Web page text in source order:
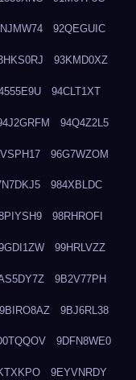
92QEGUIC
93KMD0XZ
94CLT1XT
94Q4Z2L5
96G7WZOM
984XBLDC
98RHROFI
99HRLVZZ
9B2V77PH
9BIRO8AZ 9BJ6RL38
9DFN8WE0
9EYVNRDY